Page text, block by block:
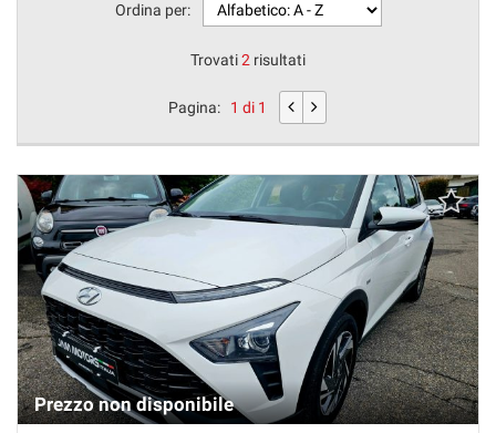
Ordina per:
Trovati2 risultati
Pagina: 1 di 1
Prezzo non disponibile